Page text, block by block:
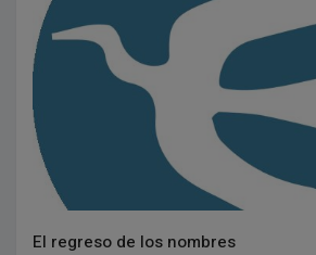
El regreso de los nombres